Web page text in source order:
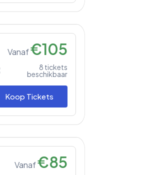
Vanaf€105
8 tickets
beschikbaar
Koop Tickets
Vanaf€85